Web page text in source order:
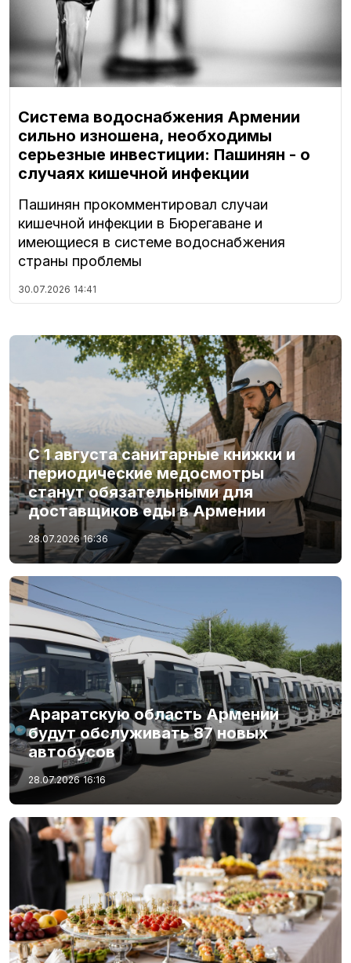
Система водоснабжения Армении
сильно изношена, необходимы
серьезные инвестиции: Пашинян - о
случаях кишечной инфекции
Пашинян прокомментировал случаи
кишечной инфекции в Бюрегаване и
имеющиеся в системе водоснабжения
страны проблемы
30.07.2026 14:41
С 1 августа санитарные книжки и
периодические медосмотры
станут обязательными для
доставщиков еды в Армении
28.07.2026 16:36
Араратскую область Армении
будут обслуживать 87 новых
автобусов
28.07.2026 16:16